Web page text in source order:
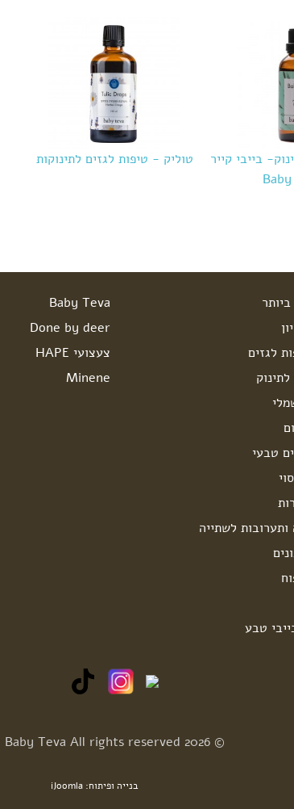
בייבי קייר
טוליק - טיפות לגזים לתינוקות
לגזים
טבעי
לשתייה
טבע
Baby Teva
Done by deer
צעצועי HAPE
Minene
© 2026 Baby Teva All rights reserved
בנייה ופיתוח: iJoomla